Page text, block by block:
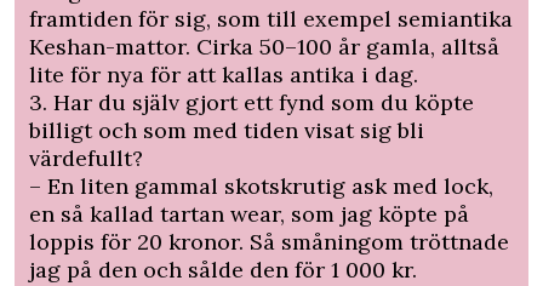
framtiden för sig, som till exempel semiantika
Keshan-mattor. Cirka 50–100 år gamla, alltså
lite för nya för att kallas antika i dag.
3. Har du själv gjort ett fynd som du köpte
billigt och som med tiden visat sig bli
värdefullt?
– En liten gammal skotskrutig ask med lock,
en så kallad tartan wear, som jag köpte på
loppis för 20 kronor. Så småningom tröttnade
jag på den och sålde den för 1 000 kr.